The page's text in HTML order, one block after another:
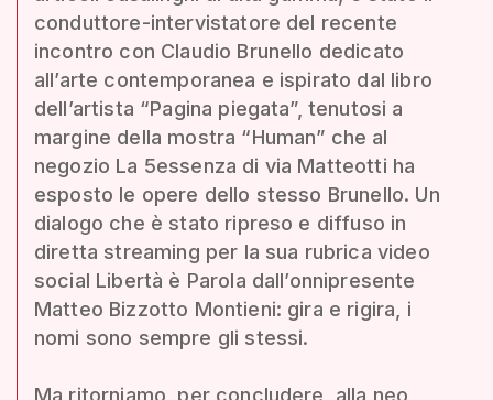
conduttore-intervistatore del recente
incontro con Claudio Brunello dedicato
all’arte contemporanea e ispirato dal libro
dell’artista “Pagina piegata”, tenutosi a
margine della mostra “Human” che al
negozio La 5essenza di via Matteotti ha
esposto le opere dello stesso Brunello. Un
dialogo che è stato ripreso e diffuso in
diretta streaming per la sua rubrica video
social Libertà è Parola dall’onnipresente
Matteo Bizzotto Montieni: gira e rigira, i
nomi sono sempre gli stessi.
Ma ritorniamo, per concludere, alla neo